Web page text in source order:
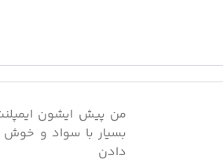
من پیش ایشون
بسیار با سواد و خوش
دادن